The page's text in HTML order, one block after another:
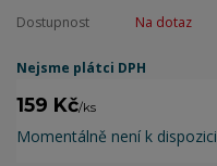
Dostupnost Na dotaz
Nejsme plátci DPH
159 Kč/ks
Momentálně není k dispozici